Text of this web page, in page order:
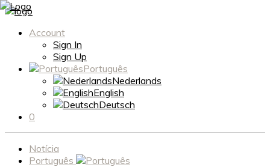
Account
Sign In
Sign Up
Português
Nederlands
English
Deutsch
0
Notícia
Português